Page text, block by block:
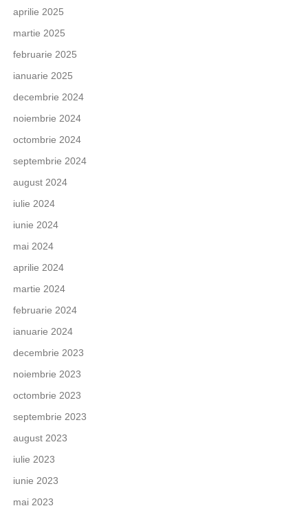
aprilie 2025
martie 2025
februarie 2025
ianuarie 2025
decembrie 2024
noiembrie 2024
octombrie 2024
septembrie 2024
august 2024
iulie 2024
iunie 2024
mai 2024
aprilie 2024
martie 2024
februarie 2024
ianuarie 2024
decembrie 2023
noiembrie 2023
octombrie 2023
septembrie 2023
august 2023
iulie 2023
iunie 2023
mai 2023